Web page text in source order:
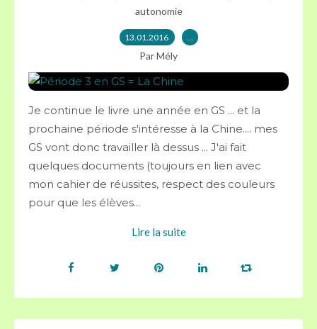
autonomie
13.01.2016 …
Par Mély
Je continue le livre une année en GS ... et la
prochaine période s'intéresse à la Chine.... mes
GS vont donc travailler là dessus ... J'ai fait
quelques documents (toujours en lien avec
mon cahier de réussites, respect des couleurs
pour que les élèves...
Lire la suite